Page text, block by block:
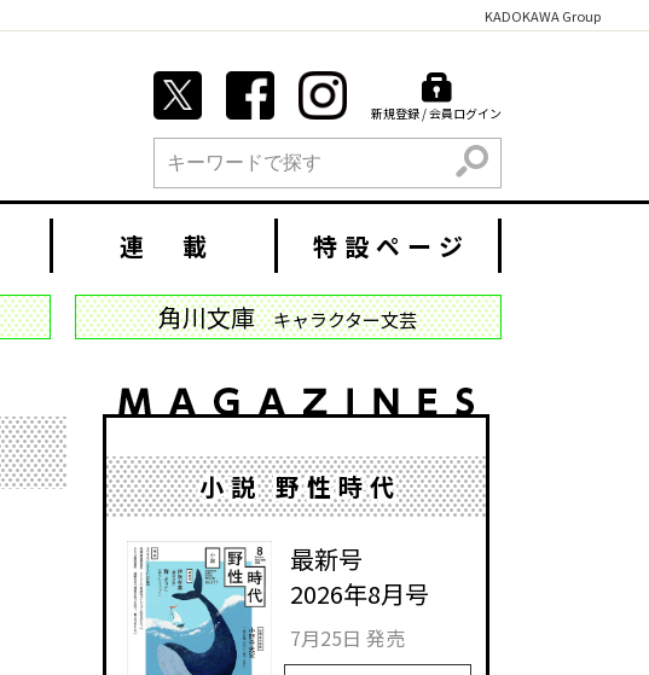
KADOKAWA Group
新規登録 / 会員ログイン
検索
連 載 特設ページ
角川文庫 キャラクター文芸
小説 野性時代
最新号
2026年8月号
7月25日 発売